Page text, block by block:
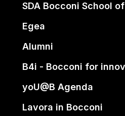
SDA Bocconi School
Egea
Alumni
B4i - Bocconi for
yoU@B Agenda
Lavora in Bocconi